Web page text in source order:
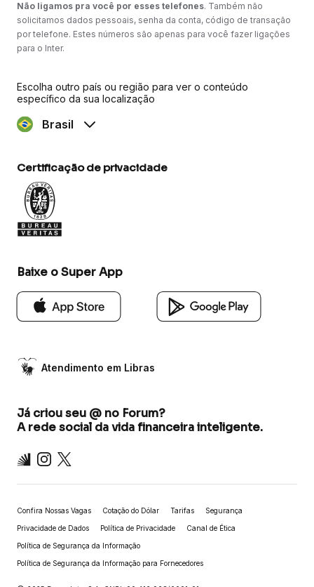
Não ligamos pra você por esses telefones. Também não
solicitamos dados pessoais, senha da conta, código de transação
por telefone. Estes números são apenas para você fazer ligações
para o Inter.
Escolha outro país ou região para ver o conteúdo
específico da sua localização
Brasil
Certificação de privacidade
Baixe o Super App
Atendimento em Libras
Já criou seu @ no Forum?
A rede social da vida financeira inteligente.
Inter Instagram
X
Confira Nossas Vagas Cotação do Dólar Tarifas Segurança
Privacidade de Dados Política de Privacidade Canal de Ética
Política de Segurança da Informação
Política de Segurança da Informação para Fornecedores